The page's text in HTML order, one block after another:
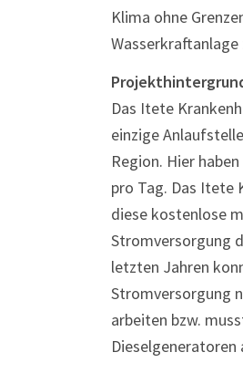
Klima ohne
Wasserkraftanlage
Das Itete
einzige
Region. Hier
pro Tag. Das Itete
diese kostenlose
Stromversorgung
letzten Jahren
Stromversorgung
arbeiten bzw.
Dieselgeneratoren